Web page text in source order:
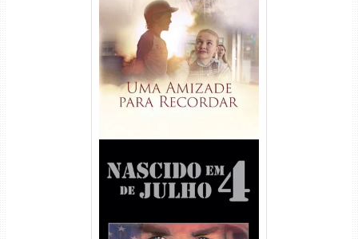
Uma Amizade para Recordar
Torrent (2025) WEB-DL 1080p
Dual Áudio